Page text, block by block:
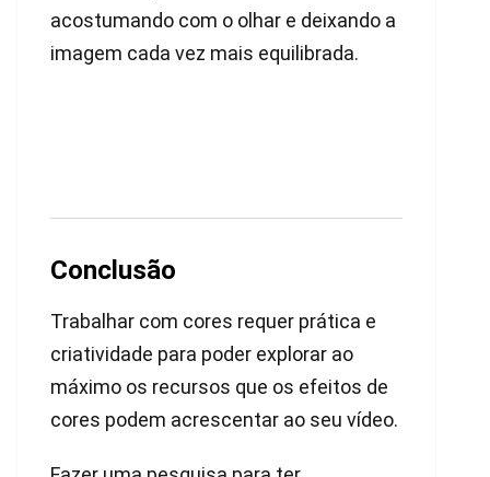
acostumando com o olhar e deixando a
imagem cada vez mais equilibrada.
Conclusão
Trabalhar com cores requer prática e
criatividade para poder explorar ao
máximo os recursos que os efeitos de
cores podem acrescentar ao seu vídeo.